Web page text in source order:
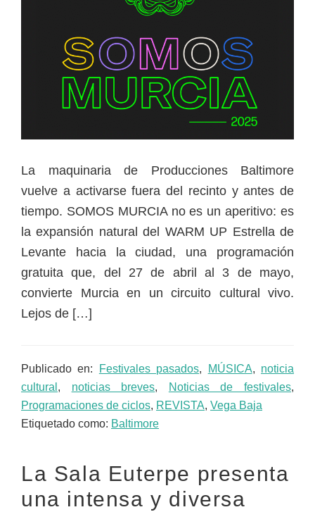
La maquinaria de Producciones Baltimore
vuelve a activarse fuera del recinto y antes de
tiempo. SOMOS MURCIA no es un aperitivo: es
la expansión natural del WARM UP Estrella de
Levante hacia la ciudad, una programación
gratuita que, del 27 de abril al 3 de mayo,
convierte Murcia en un circuito cultural vivo.
Lejos de […]
Publicado en: Festivales pasados, MÚSICA, noticia
cultural , noticias breves, Noticias de festivales,
Programaciones de ciclos, REVISTA, Vega Baja
Etiquetado como: Baltimore
La Sala Euterpe presenta
una intensa y diversa